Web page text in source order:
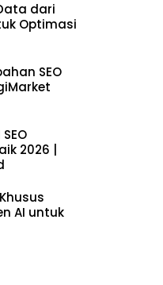
dari
Optimasi
SEO
2026 |
AI untuk